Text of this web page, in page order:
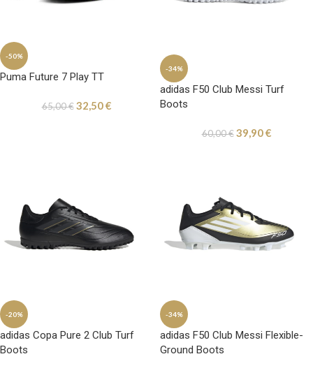
-50%
Puma Future 7 Play TT
65,00€ 32,50€
-34%
adidas F50 Club Messi Turf
Boots
60,00€ 39,90€
-20%
adidas Copa Pure 2 Club Turf
Boots
-34%
adidas F50 Club Messi Flexible-
Ground Boots